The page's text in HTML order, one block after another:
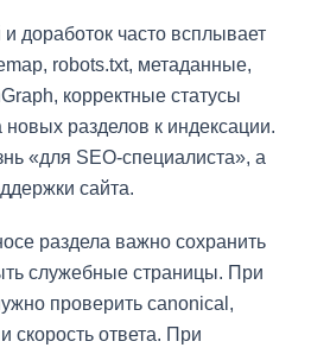
доработок часто всплывает
robots.txt, метаданные,
корректные статусы
новых разделов к индексации.
«для SEO-специалиста», а
сайта.
раздела важно сохранить
служебные страницы. При
проверить canonical,
скорость ответа. При